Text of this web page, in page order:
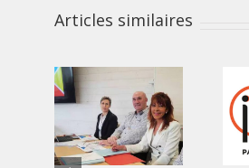
Articles similaires